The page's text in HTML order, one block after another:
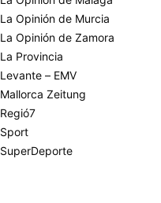
La Opinión de Murcia
La Opinión de Zamora
La Provincia
Levante – EMV
Mallorca Zeitung
Regió7
Sport
SuperDeporte